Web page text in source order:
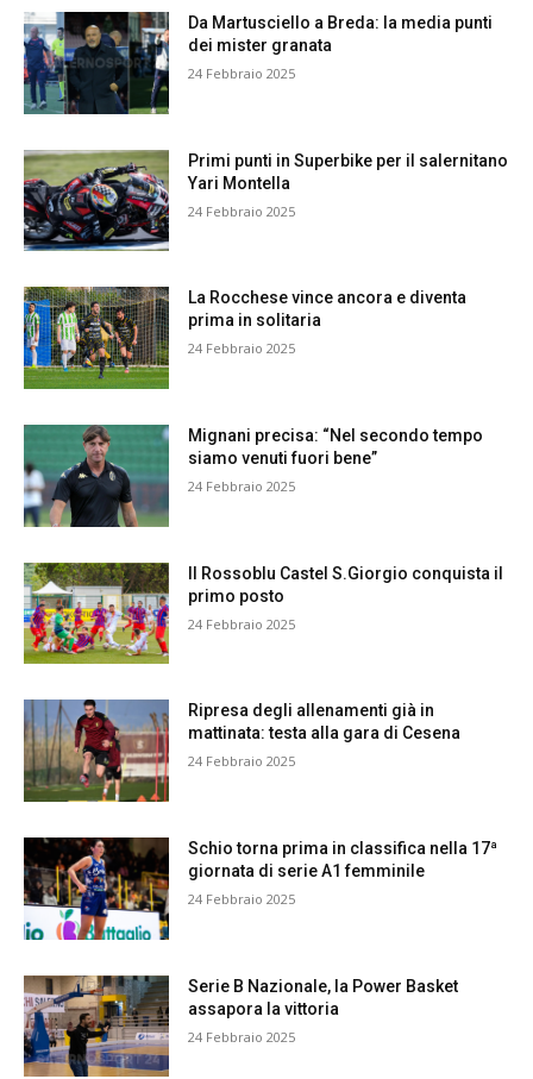
Da Martusciello a Breda: la media punti
dei mister granata
24 Febbraio 2025
Primi punti in Superbike per il salernitano
Yari Montella
24 Febbraio 2025
La Rocchese vince ancora e diventa
prima in solitaria
24 Febbraio 2025
Mignani precisa: “Nel secondo tempo
siamo venuti fuori bene”
24 Febbraio 2025
Il Rossoblu Castel S.Giorgio conquista il
primo posto
24 Febbraio 2025
Ripresa degli allenamenti già in
mattinata: testa alla gara di Cesena
24 Febbraio 2025
Schio torna prima in classifica nella 17ª
giornata di serie A1 femminile
24 Febbraio 2025
Serie B Nazionale, la Power Basket
assapora la vittoria
24 Febbraio 2025